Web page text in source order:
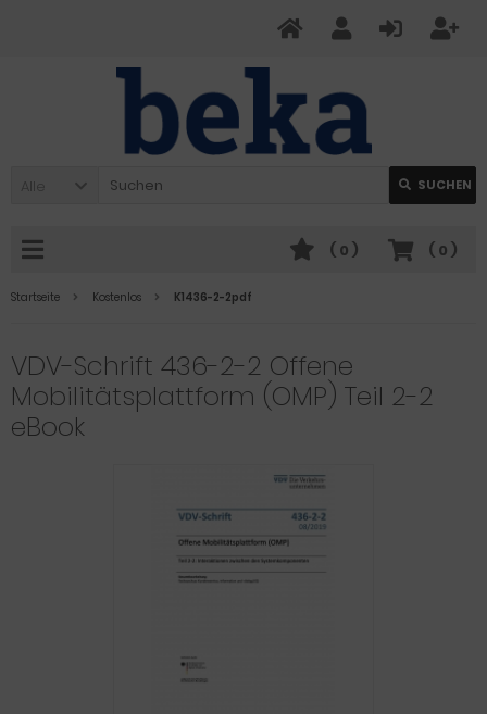
Alle SUCHEN
( 0 )
( 0 )
Startseite Kostenlos K1436-2-2pdf
VDV-Schrift 436-2-2 Offene
Mobilitätsplattform (OMP) Teil 2-2
eBook